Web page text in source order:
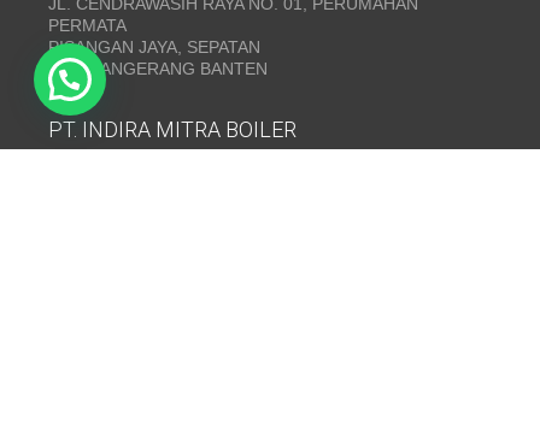
PERMATA
PISANGAN JAYA, SEPATAN
KAB. TANGERANG BANTEN
PT. INDIRA MITRA BOILER